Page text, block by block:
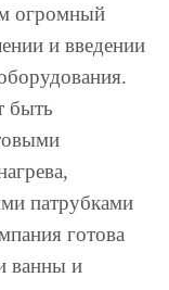
огромный
и введении
быть
патрубками
готова
ванны и